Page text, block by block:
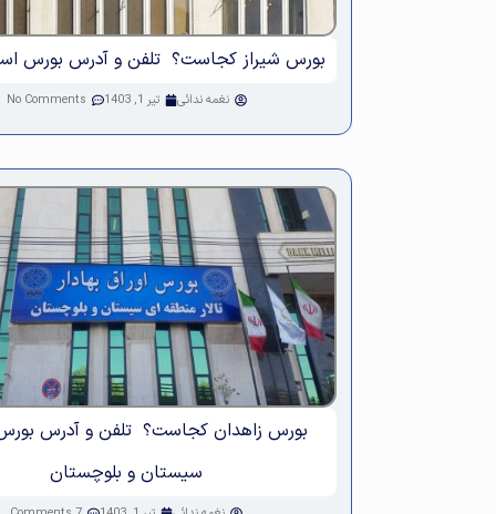
بورس شیراز کجاست؟ تلفن و آدرس بورس
نغمه ندائی تیر 1, 1403 No Comments
بورس زاهدان کجاست؟ تلفن و آدرس
سیستان و بلوچستان